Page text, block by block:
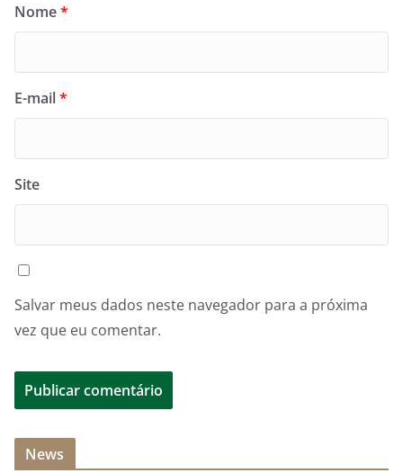
Nome*
E-mail*
Site
Salvar meus dados neste navegador para a próxima
vez que eu comentar.
News